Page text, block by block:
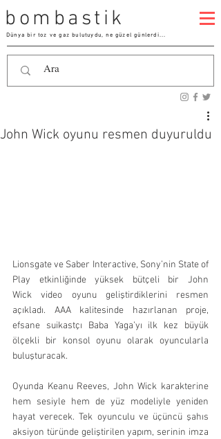
bombastik
Dünya bir toz ve gaz bulutuydu, ne güzel günlerdi...
John Wick oyunu resmen duyuruldu
Lionsgate ve Saber Interactive, Sony’nin State of
Play etkinliğinde yüksek bütçeli bir John
Wick video oyunu geliştirdiklerini resmen
açıkladı. AAA kalitesinde hazırlanan proje,
efsane suikastçı Baba Yaga’yı ilk kez büyük
ölçekli bir konsol oyunu olarak oyuncularla
buluşturacak.
Oyunda Keanu Reeves, John Wick karakterine
hem sesiyle hem de yüz modeliyle yeniden
hayat verecek. Tek oyunculu ve üçüncü şahıs
aksiyon türünde geliştirilen yapım, serinin imza